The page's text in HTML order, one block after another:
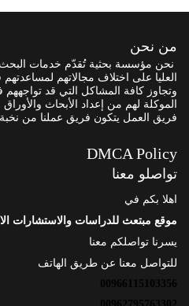
من نحن
نحن مؤسسة بحثية تُقدّم خدمات البحث
العليا على اختلاف مجالاتهم
وتجاوز كافة المشاكل التي قد تواجههم
الموكلة لهم من إعداد الأبحاث
فريق العمل يتكون فريق عملنا من نخبة
DMCA Policy
تواصلو معنا
اهلا بكم في
موقع مبتعث للدراسات والاستشارات
يسرنا تواصلكم معنا
للتواصل معنا عن طريق الهاتف
00966115103356